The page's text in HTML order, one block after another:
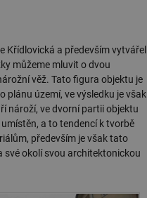
Křídlovická a především vytvářel
můžeme mluvit o dvou
věž. Tato figura objektu je
území, ve výsledku je však
nároží, ve dvorní partii objektu
a to tendencí k tvorbě
především je však tato
své okolí svou architektonickou
Tento soubor cookie je nastaven tak,
tom, zda je tento návštěvník zahrnut
denním limitem relace
soubor cookie je přidružen k
značek Google k načtení dalších
stránku. Pokud je použit, lze jej
protože bez něj jiné skripty
názvu je jedinečné číslo, které je
přidruženého účtu Google Analytics.